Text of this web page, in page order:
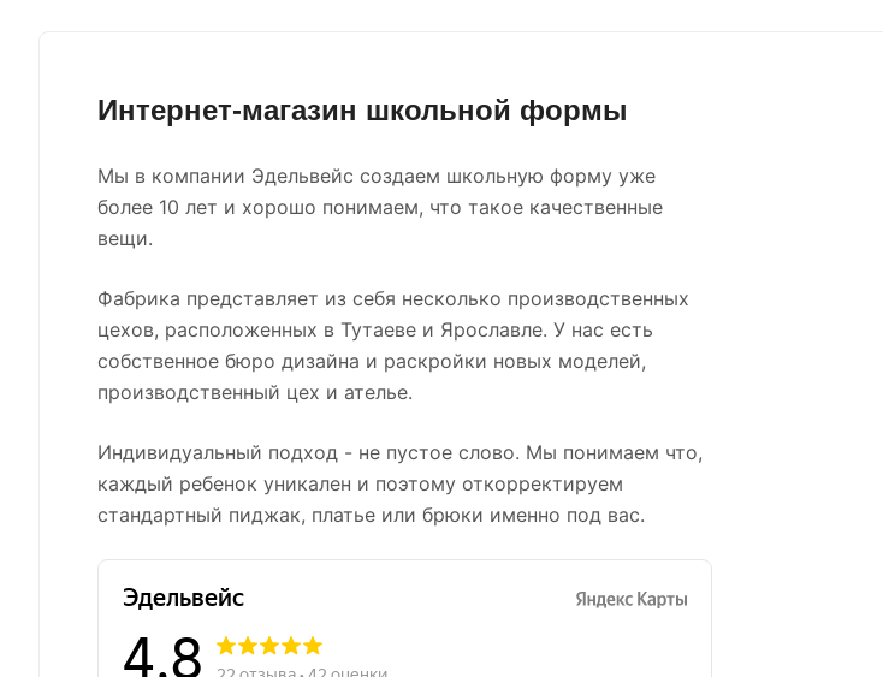
Интернет-магазин школьной формы
Мы в компании Эдельвейс создаем школьную форму уже
более 10 лет и хорошо понимаем, что такое качественные
вещи.
Фабрика представляет из себя несколько производственных
цехов, расположенных в Тутаеве и Ярославле. У нас есть
собственное бюро дизайна и раскройки новых моделей,
производственный цех и ателье.
Индивидуальный подход - не пустое слово. Мы понимаем что,
каждый ребенок уникален и поэтому откорректируем
стандартный пиджак, платье или брюки именно под вас.